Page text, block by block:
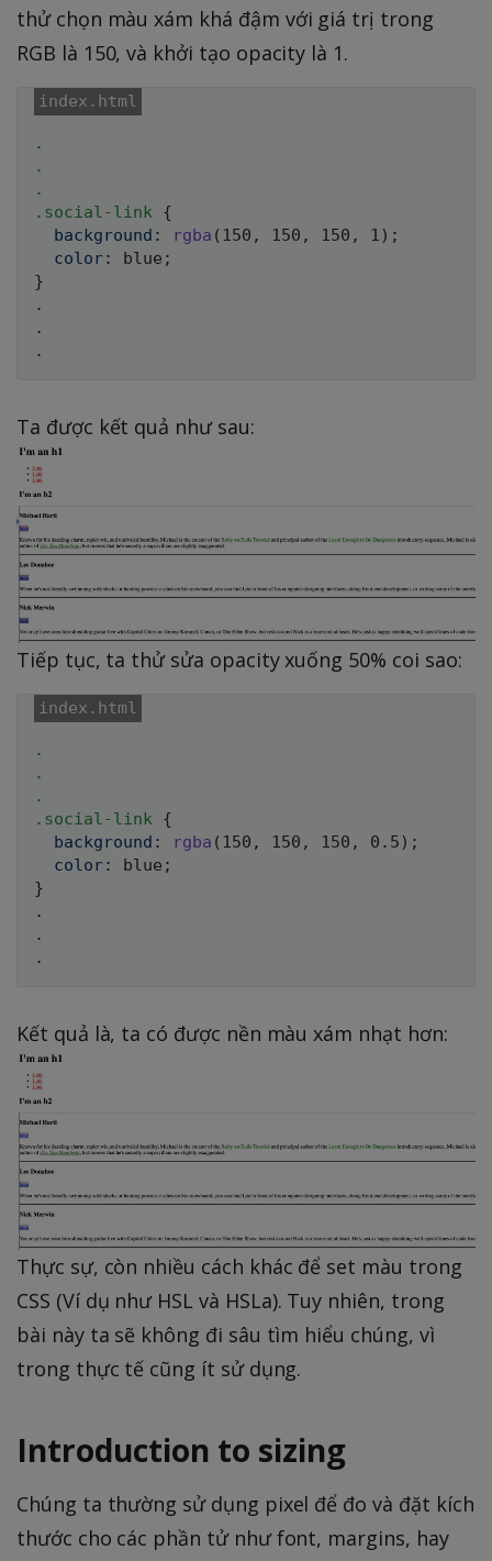
thử chọn màu xám khá đậm với giá trị trong
RGB là 150, và khởi tạo opacity là 1.
.
.
.
.social-link {
background : rgba ( 150 , 150 , 150 , 1 ) ;
color: blue ;
}
.
.
Ta được kết quả như sau:
Tiếp tục, ta thử sửa opacity xuống 50% coi sao:
.
.
.
.social-link {
background : rgba ( 150 , 150 , 150 , 0.5 ) ;
color: blue ;
}
.
.
Kết quả là, ta có được nền màu xám nhạt hơn:
Thực sự, còn nhiều cách khác để set màu trong
CSS (Ví dụ như HSL và HSLa). Tuy nhiên, trong
bài này ta sẽ không đi sâu tìm hiểu chúng, vì
trong thực tế cũng ít sử dụng.
Introduction to sizing
Chúng ta thường sử dụng pixel để đo và đặt kích
thước cho các phần tử như font, margins, hay